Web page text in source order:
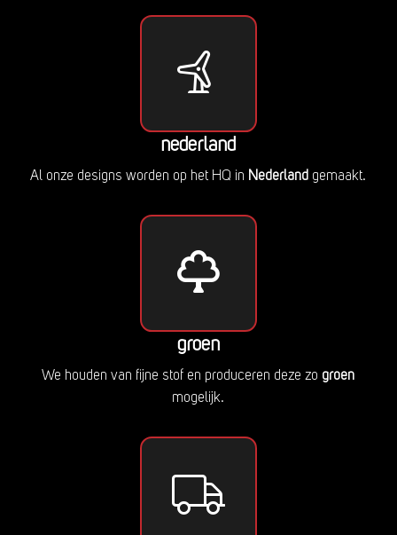
nederland
Al onze designs worden op het HQ in Nederland gemaakt.
groen
We houden van fijne stof en produceren deze zo groen
mogelijk.